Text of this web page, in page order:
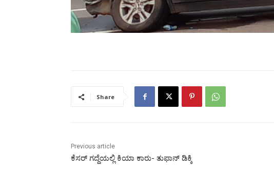
Share
Previous article
ಕೆಸರ್ ಗದ್ದೆಯಲ್ಲಿ ಕಿಯಾ ಕಾರು- ತುಫಾನ್ ಡಿಕ್ಕಿ